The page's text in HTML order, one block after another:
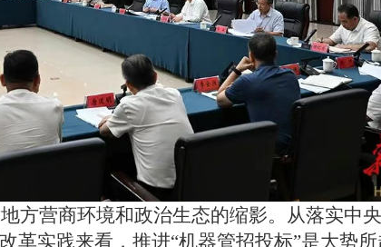
方营商环境和政治生态的缩影。从落实中
革实践来看 ， 推进“机器管招投标”是大势